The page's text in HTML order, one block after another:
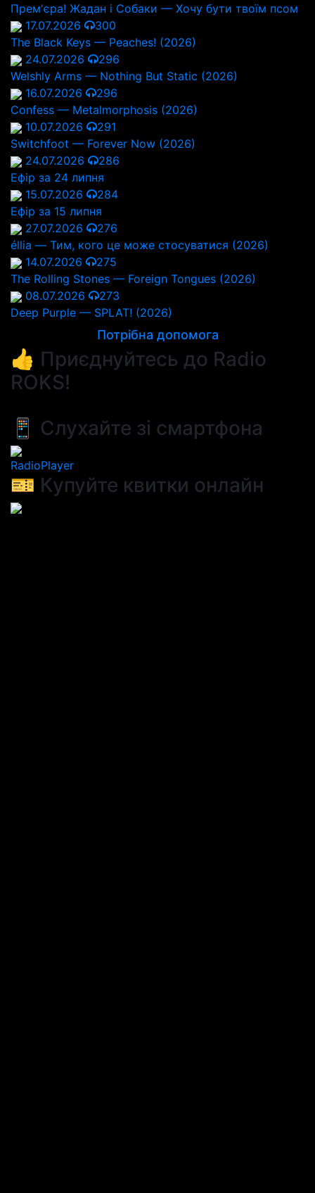
Прем'єра! Жадан і Собаки — Хочу бути твоїм псом
17.07.2026
300
The Black Keys — Peaches! (2026)
24.07.2026
296
Welshly Arms — Nothing But Static (2026)
16.07.2026
296
Confess — Metalmorphosis (2026)
10.07.2026
291
Switchfoot — Forever Now (2026)
24.07.2026
286
Ефір за 24 липня
15.07.2026
284
Ефір за 15 липня
27.07.2026
276
éllia — Тим, кого це може стосуватися (2026)
14.07.2026
275
The Rolling Stones — Foreign Tongues (2026)
08.07.2026
273
Deep Purple — SPLAT! (2026)
Потрібна допомога
👍 Приєднуйтесь до Radio
ROKS!
📱 Слухайте зі смартфона
RadioPlayer
🎫 Купуйте квитки онлайн